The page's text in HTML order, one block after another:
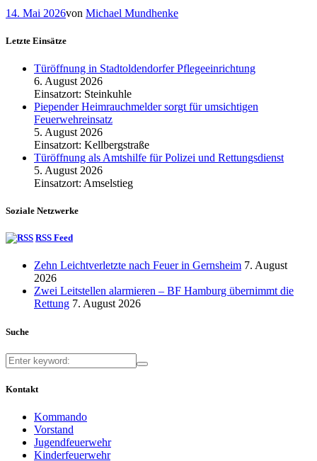
14. Mai 2026von Michael Mundhenke
Letzte Einsätze
Türöffnung in Stadtoldendorfer Pflegeeinrichtung
6. August 2026
Einsatzort: Steinkuhle
Piepender Heimrauchmelder sorgt für umsichtigen
Feuerwehreinsatz
5. August 2026
Einsatzort: Kellbergstraße
Türöffnung als Amtshilfe für Polizei und Rettungsdienst
5. August 2026
Einsatzort: Amselstieg
Soziale Netzwerke
RSS Feed
Zehn Leichtverletzte nach Feuer in Gernsheim 7. August
2026
Zwei Leitstellen alarmieren – BF Hamburg übernimmt die
Rettung 7. August 2026
Suche
Kontakt
Kommando
Vorstand
Jugendfeuerwehr
Kinderfeuerwehr